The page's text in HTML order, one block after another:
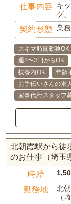
仕事内容
キ
グ
契約形態 業
スキマ時間勤務OK
週2〜3日からOK
扶養内OK
年齢
お手伝いさんの求
家事代行スタッフ
北朝霞駅から徒
のお仕事（埼玉
時給
勤務地
北
（